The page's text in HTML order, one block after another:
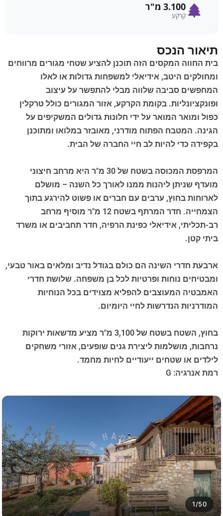
3.100 מ"ר
קרקע
תיאור הנכס
בית החווה המקסים הזה תוכנן להציע שטחי מגורים מרווחים
ומחולקים היטב, אידיאלי למשפחות גדולות או לאלו
המחפשים סביבה שלווה מבלי להתפשר על עיצוב
ופונקציונליות. בקומת הקרקע, אזור המגורים כולל טרקלין
כפול ומואר המואר על ידי חלונות גדולים המשקיפים על
הגינה. המטבח הפתוח מודרני, מאובזר במלואו ומתוכנן
בקפידה כדי להיות לב חיי החברה של הבית.
המרפסת המכוסה בשטח של 30 מ"ר היא מרחב חיצוני
מועדף שניתן ליהנות ממנו לאורך כל השנה – מושלם
לארוחות בחוץ, ערבים עם חברים או פשוט להירגע בתוך
הצמחייה. חדר המרתף בשטח 12 מ"ר מוסיף מרחב
רב-תכליתי, אידיאלי כפינת הרפיה, חדר תחביבים או משרד
ביתי קטן.
ארבעת חדרי השינה הם כולם בגודל נדיב ומלאים באור טבעי,
ומבטיחים נוחות ופרטיות לכל בן משפחה. שלושת חדרי
האמבטיה המעוצבים להפליא מצוידים בכל הנוחיות
המודרניות הנדרשות לחיי היומיום.
בחוץ, השטח בשטח של 3,100 מ"ר מציע מדשאות ירוקות
נרחבות, מושלמות ליצירת גנים שופעים, אזורי משחקים
לילדים או שטחים ייעודיים לחיות מחמד.
רמת אנרגיה: G
1/50